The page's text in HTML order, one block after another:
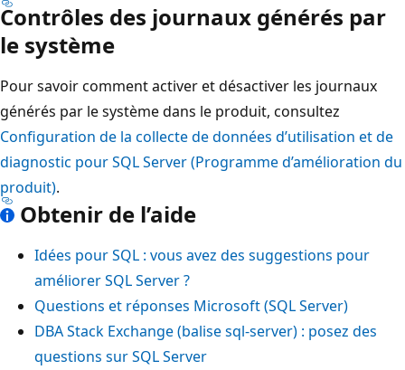
Contrôles des journaux générés par
le système
Pour savoir comment activer et désactiver les journaux
générés par le système dans le produit, consultez
Configuration de la collecte de données d’utilisation et de
diagnostic pour SQL Server (Programme d’amélioration du
produit).
Obtenir de l’aide
Idées pour SQL : vous avez des suggestions pour
améliorer SQL Server ?
Questions et réponses Microsoft (SQL Server)
DBA Stack Exchange (balise sql-server) : posez des
questions sur SQL Server